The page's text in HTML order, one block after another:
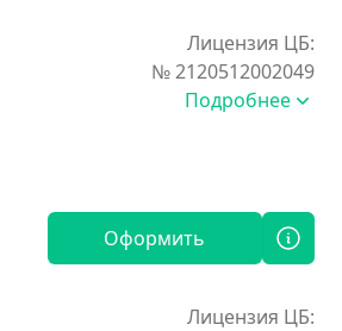
Лицензия ЦБ:
№ 2120512002049
Подробнее
Оформить
Лицензия ЦБ: